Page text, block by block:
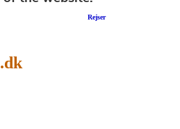
Rejser
.dk